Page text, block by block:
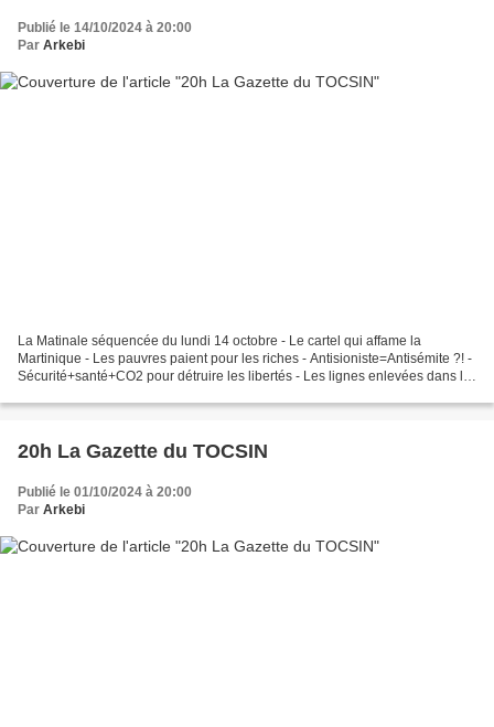
Publié le 14/10/2024 à 20:00
Par Arkebi
La Matinale séquencée du lundi 14 octobre - Le cartel qui affame la
Martinique - Les pauvres paient pour les riches - Antisioniste=Antisémite ?! -
Sécurité+santé+CO2 pour détruire les libertés - Les lignes enlevées dans le
20h La Gazette du TOCSIN
Publié le 01/10/2024 à 20:00
Par Arkebi